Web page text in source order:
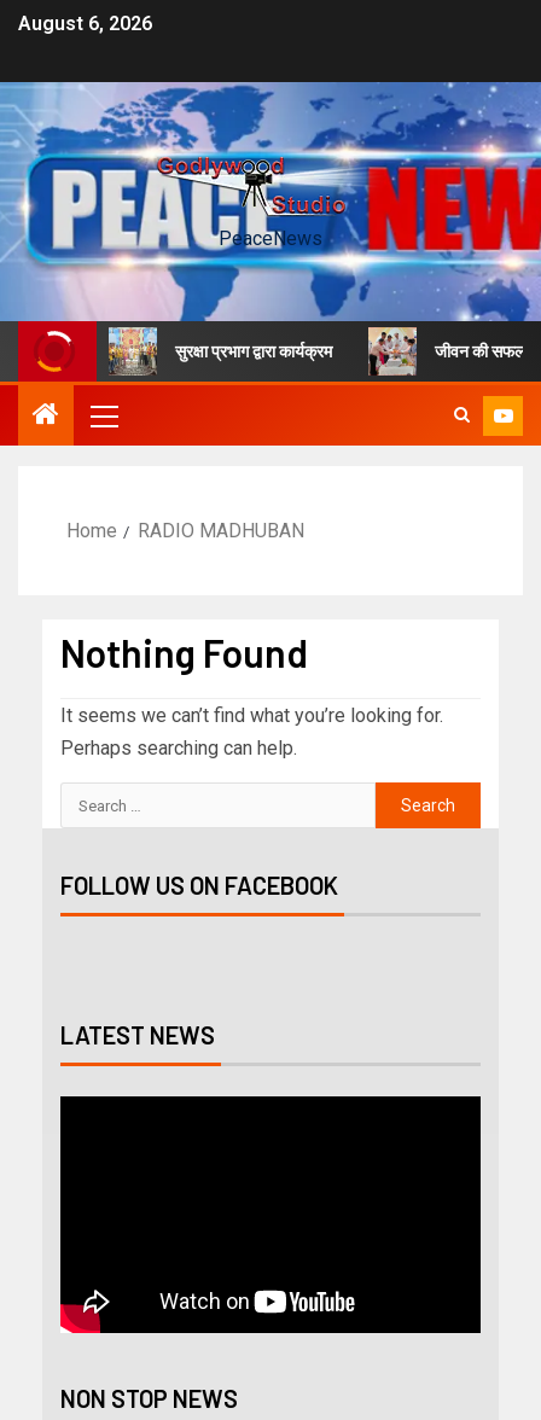
August 6, 2026
PeaceNews
सुरक्षा प्रभाग द्वारा कार्यक्रम जीवन की सफलता के
Home RADIO MADHUBAN
Nothing Found
It seems we can’t find what you’re looking for.
Perhaps searching can help.
FOLLOW US ON FACEBOOK
LATEST NEWS
NON STOP NEWS